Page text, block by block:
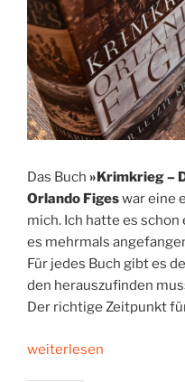
Das Buch »Krimkrieg –
Orlando Figeswar eine
mich. Ich hatte es schon
es mehrmals
Für jedes Buch gibt es
den herauszufinden
Der richtige Zeitpunkt
„Europas
weiterlesen